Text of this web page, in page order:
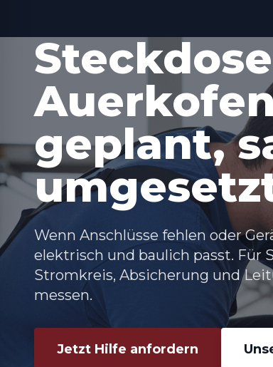
geplant,
Wenn Anschlüsse fehlen oder
elektrisch und baulich passt. Für
Stromkreis, Absicherung und
messen.
Jetzt Hilfe anfordern